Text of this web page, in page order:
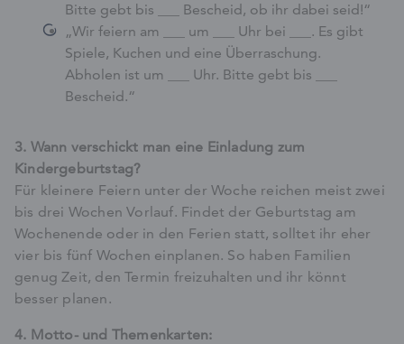
Bitte gebt bis ___ Bescheid, ob ihr dabei seid!“
„Wir feiern am ___ um ___ Uhr bei ___. Es gibt
Spiele, Kuchen und eine Überraschung.
Abholen ist um ___ Uhr. Bitte gebt bis ___
Bescheid.“
3. Wann verschickt man eine Einladung zum
Kindergeburtstag?
Für kleinere Feiern unter der Woche reichen meist zwei
bis drei Wochen Vorlauf. Findet der Geburtstag am
Wochenende oder in den Ferien statt, solltet ihr eher
vier bis fünf Wochen einplanen. So haben Familien
genug Zeit, den Termin freizuhalten und ihr könnt
besser planen.
4. Motto- und Themenkarten: